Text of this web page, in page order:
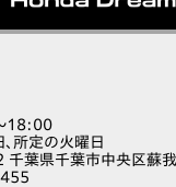
18:00
、所定の火曜日
千葉県千葉市中央区蘇